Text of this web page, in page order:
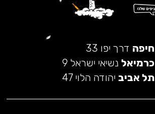
חיפה דרך יפו 33
כרמיאל נשיאי ישראל 9
תל אביב יהודה הלוי 47